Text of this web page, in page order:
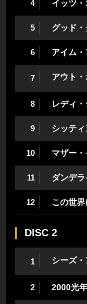
4 イッツ
5 グッド
6 アイム
7 アウト
8 レディ
9 シッテ
10 マザー
11 ダンデ
12 この世
DISC 2
1 シーズ
2 2000光